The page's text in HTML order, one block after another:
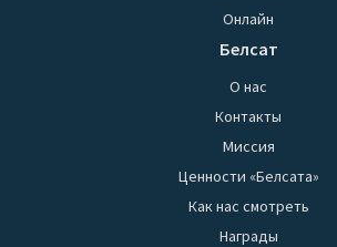
Онлайн
Белсат
О нас
Контакты
Миссия
Ценности «Белсата»
Как нас смотреть
Награды